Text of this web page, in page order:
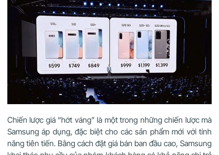
Chiến lược giá “hớt váng” là một trong những chiến lược mà
Samsung áp dụng, đặc biệt cho các sản phẩm mới với tính
năng tiên tiến. Bằng cách đặt giá bán ban đầu cao, Samsung